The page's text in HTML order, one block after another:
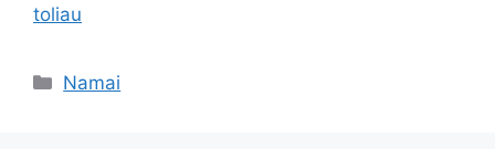
toliau
Kategorijos
Namai